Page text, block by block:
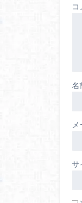
コ
名
サ